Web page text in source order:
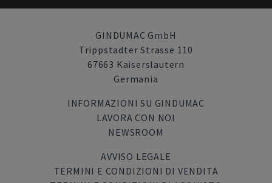
GINDUMAC GmbH
Trippstadter Strasse 110
67663 Kaiserslautern
Germania
INFORMAZIONI SU GINDUMAC
LAVORA CON NOI
NEWSROOM
AVVISO LEGALE
TERMINI E CONDIZIONI DI VENDITA